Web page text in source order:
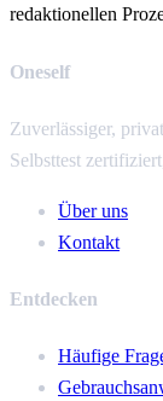
redaktionellen
Oneself
Zuverlässiger,
Selbsttest
Über uns
Kontakt
Entdecken
Häufige